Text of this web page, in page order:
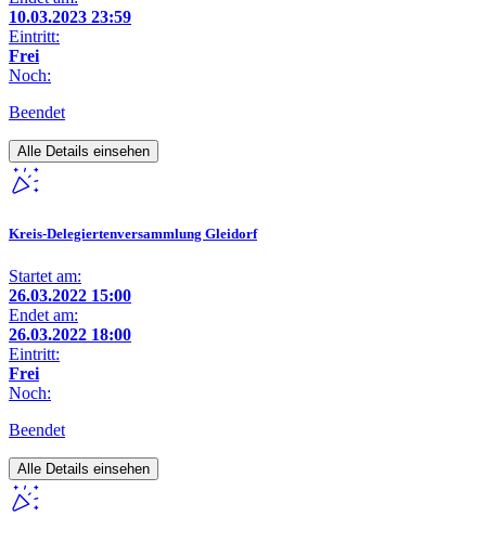
10.03.2023 23:59
Eintritt:
Frei
Noch:
Beendet
Alle Details einsehen
Kreis-Delegiertenversammlung Gleidorf
Startet am:
26.03.2022 15:00
Endet am:
26.03.2022 18:00
Eintritt:
Frei
Noch:
Beendet
Alle Details einsehen